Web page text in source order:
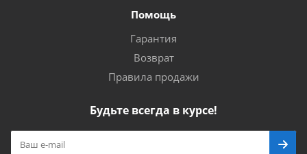
Помощь
Гарантия
Возврат
Правила продажи
Будьте всегда в курсе!